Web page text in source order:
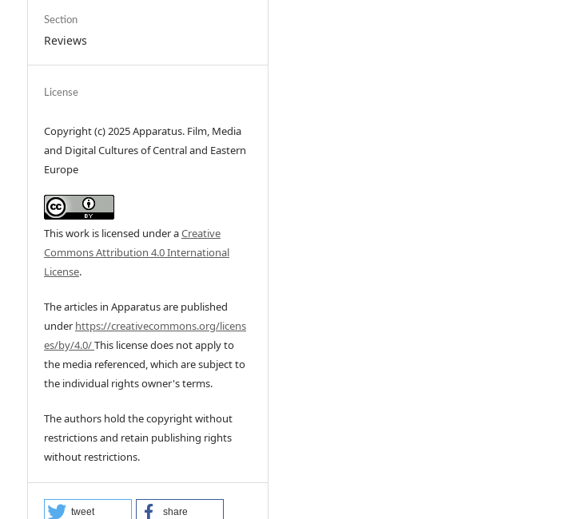
Section
Reviews
License
Copyright (c) 2025 Apparatus. Film, Media
and Digital Cultures of Central and Eastern
Europe
This work is licensed under aCreative
Commons Attribution 4.0 International
License.
The articles in Apparatus are published
underhttps://creativecommons.org/licens
es/by/4.0/This license does not apply to
the media referenced, which are subject to
the individual rights owner's terms.
The authors hold the copyright without
restrictions and retain publishing rights
without restrictions.
tweet share